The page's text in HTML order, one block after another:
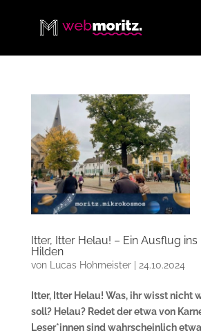
Itter, Itter Helau! – Ein Ausflug ins
Hilden
von Lucas Hohmeister| 24.10.2024
Itter, Itter Helau! Was, ihr wisst nicht
soll? Helau? Redet der etwa von
Leser*innen sind wahrscheinlich